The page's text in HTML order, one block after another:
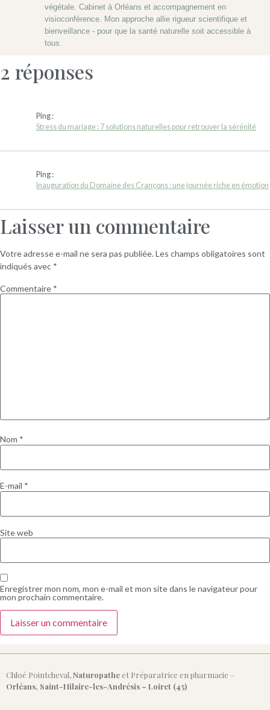
végétale. Cabinet à Orléans et accompagnement en
visioconférence. Mon approche allie rigueur scientifique et
bienveillance - pour que la santé naturelle soit accessible à
tous.
2 réponses
Ping :
Stress du mariage : 7 solutions naturelles pour retrouver la sérénité
Ping :
Inauguration du Domaine des Crançons : une journée riche en émotion
Laisser un commentaire
Votre adresse e-mail ne sera pas publiée.Les champs obligatoires sont
indiqués avec *
Commentaire *
Nom *
E-mail *
Site web
Enregistrer mon nom, mon e-mail et mon site dans le navigateur pour
mon prochain commentaire.
Chloé Pointcheval,Naturopatheet Préparatrice en pharmacie –
Orléans, Saint-Hilaire-les-Andrésis – Loiret (45)